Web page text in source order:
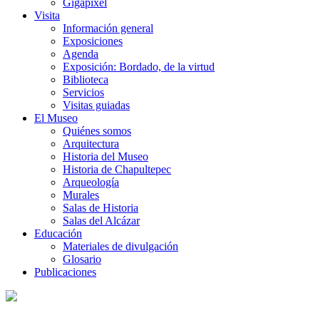
Gigapixel
Visita
Información general
Exposiciones
Agenda
Exposición: Bordado, de la virtud
Biblioteca
Servicios
Visitas guiadas
El Museo
Quiénes somos
Arquitectura
Historia del Museo
Historia de Chapultepec
Arqueología
Murales
Salas de Historia
Salas del Alcázar
Educación
Materiales de divulgación
Glosario
Publicaciones